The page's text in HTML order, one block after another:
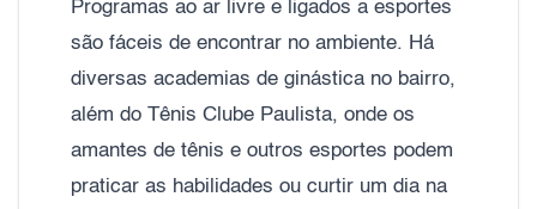
Programas ao ar livre e ligados a esportes
são fáceis de encontrar no ambiente. Há
diversas academias de ginástica no bairro,
além do Tênis Clube Paulista, onde os
amantes de tênis e outros esportes podem
praticar as habilidades ou curtir um dia na